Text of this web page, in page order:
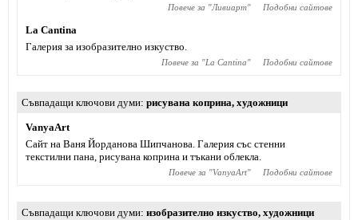
Повече за "Ливиарт" Подобни сайтове
La Cantina
Галерия за изобразително изкуство.
Повече за "La Cantina" Подобни сайтове
Съвпадащи ключови думи рисувана коприна, художници
VanyaArt
Сайт на Ваня Йорданова Шипчанова. Галерия със стенни
текстилни пана, рисувана коприна и тъкани облекла.
Повече за "VanyaArt" Подобни сайтове
Съвпадащи ключови думи изобразително изкуство, художници